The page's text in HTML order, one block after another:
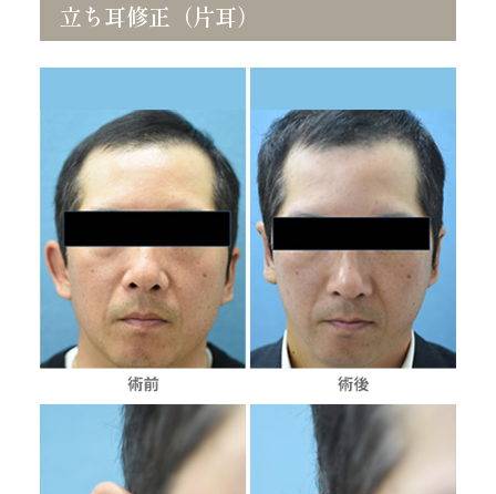
立ち耳修正（片耳）